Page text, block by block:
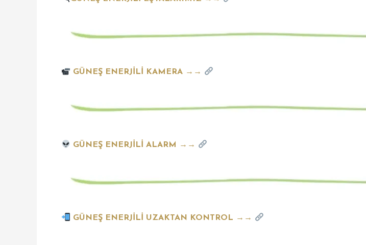
GÜNEŞ ENERJİLİ KAMERA →→
GÜNEŞ ENERJİLİ ALARM →→
GÜNEŞ ENERJİLİ UZAKTAN KONTROL →→